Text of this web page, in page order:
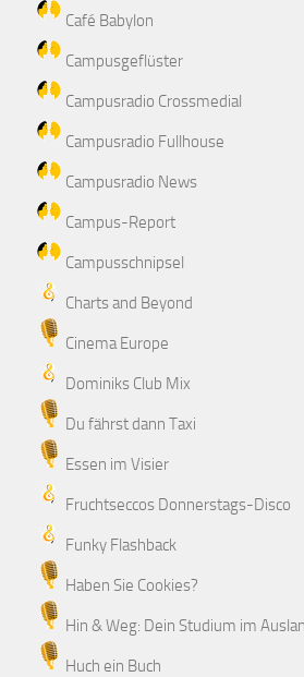
Café Babylon
Campusgeflüster
Campusradio Crossmedial
Campusradio Fullhouse
Campusradio News
Campus-Report
Campusschnipsel
Charts and Beyond
Cinema Europe
Dominiks Club Mix
Du fährst dann Taxi
Essen im Visier
Fruchtseccos Donnerstags-Disco
Funky Flashback
Haben Sie Cookies?
Hin & Weg: Dein Studium im
Huch ein Buch